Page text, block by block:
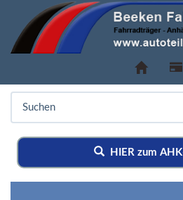
HIER zum